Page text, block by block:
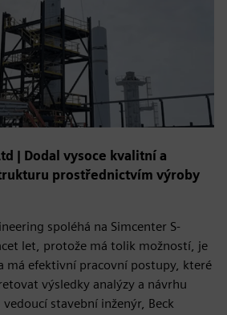
| Dodal vysoce kvalitní a
prostřednictvím výroby
spoléhá na Simcenter S-
let, protože má tolik možností, je
má efektivní pracovní postupy, které
výsledky analýzy a návrhu
stavební inženýr, Beck